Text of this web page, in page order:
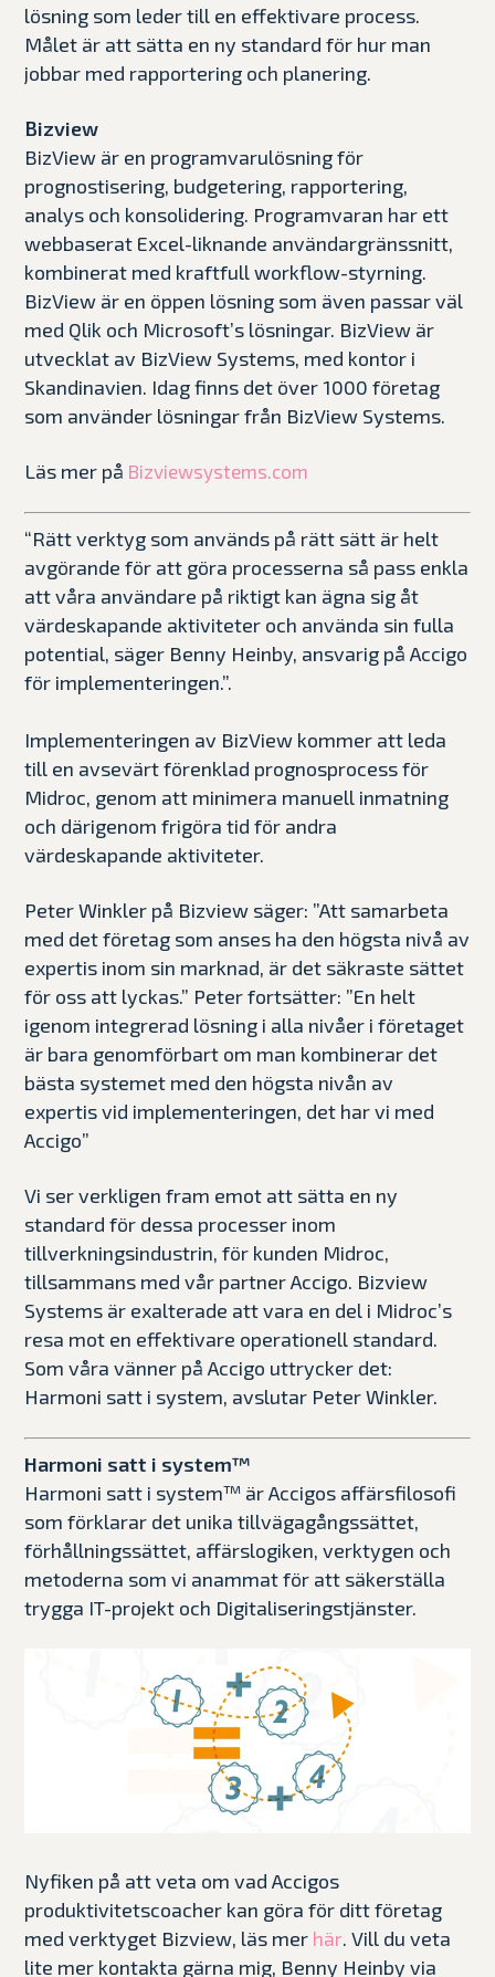
lösning som leder till en effektivare process.
Målet är att sätta en ny standard för hur man
jobbar med rapportering och planering.
Bizview
BizView är en programvarulösning för
prognostisering, budgetering, rapportering,
analys och konsolidering. Programvaran har ett
webbaserat Excel-liknande användargränssnitt,
kombinerat med kraftfull workflow-styrning.
BizView är en öppen lösning som även passar väl
med Qlik och Microsoft’s lösningar. BizView är
utvecklat av BizView Systems, med kontor i
Skandinavien. Idag finns det över 1000 företag
som använder lösningar från BizView Systems.
Läs mer på Bizviewsystems.com
“Rätt verktyg som används på rätt sätt är helt
avgörande för att göra processerna så pass enkla
att våra användare på riktigt kan ägna sig åt
värdeskapande aktiviteter och använda sin fulla
potential, säger Benny Heinby, ansvarig på Accigo
för implementeringen.”.
Implementeringen av BizView kommer att leda
till en avsevärt förenklad prognosprocess för
Midroc, genom att minimera manuell inmatning
och därigenom frigöra tid för andra
värdeskapande aktiviteter.
Peter Winkler på Bizview säger: ”Att samarbeta
med det företag som anses ha den högsta nivå av
expertis inom sin marknad, är det säkraste sättet
för oss att lyckas.” Peter fortsätter: ”En helt
igenom integrerad lösning i alla nivåer i företaget
är bara genomförbart om man kombinerar det
bästa systemet med den högsta nivån av
expertis vid implementeringen, det har vi med
Accigo”
Vi ser verkligen fram emot att sätta en ny
standard för dessa processer inom
tillverkningsindustrin, för kunden Midroc,
tillsammans med vår partner Accigo. Bizview
Systems är exalterade att vara en del i Midroc’s
resa mot en effektivare operationell standard.
Som våra vänner på Accigo uttrycker det:
Harmoni satt i system, avslutar Peter Winkler.
Harmoni satt i system™
Harmoni satt i system™ är Accigos affärsfilosofi
som förklarar det unika tillvägagångssättet,
förhållningssättet, affärslogiken, verktygen och
metoderna som vi anammat för att säkerställa
trygga IT-projekt och Digitaliseringstjänster.
Nyfiken på att veta om vad Accigos
produktivitetscoacher kan göra för ditt företag
med verktyget Bizview, läs mer här.Vill du veta
lite mer kontakta gärna mig, Benny Heinby via